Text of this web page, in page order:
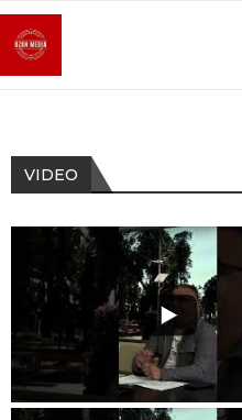
VIDEO